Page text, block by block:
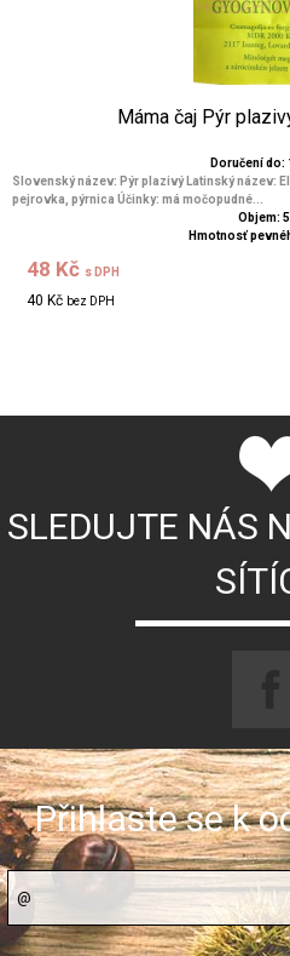
Máma čaj Pýr
Doručení do:
Slovenský název: Pýr plazivý Latinský název:
pejrovka, pýrnica Účinky: má močopudné...
Objem:
Hmotnosť
48 Kč s DPH
40 Kč bez DPH
SLEDUJTE NÁS
Přihlaste se k